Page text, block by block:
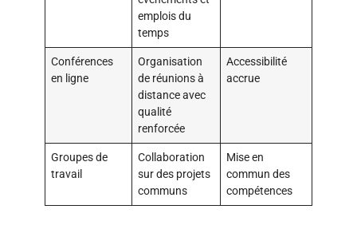
emplois du
temps
Conférences
en ligne
Organisation
de réunions à
distance avec
qualité
renforcée
Accessibilité
accrue
Groupes de
travail
Collaboration
sur des projets
communs
Mise en
commun des
compétences